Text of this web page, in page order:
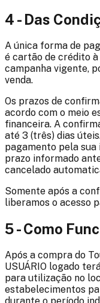
4 - Das
A única forma de
é cartão de crédito
campanha vigente,
venda.
Os prazos de
acordo com o meio
financeira. A
até 3 (três) dias
pagamento pela
prazo informado
cancelado
Somente após a
liberamos o acesso
5 - Como
Após a compra do
USUÁRIO logado
para utilização no
estabelecimentos